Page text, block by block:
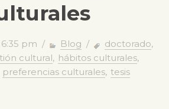
6:35 pm / Blog / doctorado,
cultural, hábitos culturales,
preferencias culturales, tesis